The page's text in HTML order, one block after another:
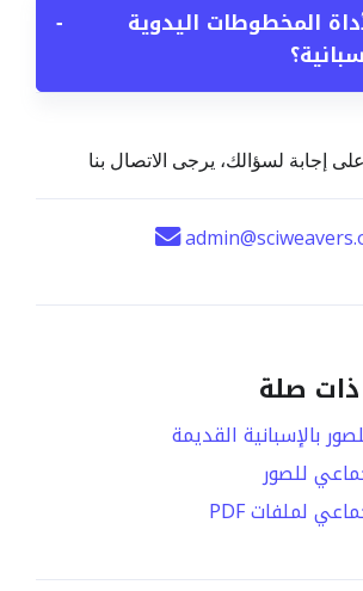
المخطوطات اليدوية
−
إجابة لسؤالك، يرجى الاتصال بنا
صلة